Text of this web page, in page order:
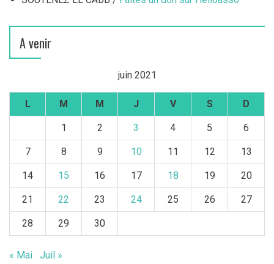
A venir
juin 2021
L M M J V S D
1 2 3 4 5 6
7 8 9 10 11 12 13
14 15 16 17 18 19 20
21 22 23 24 25 26 27
28 29 30
« Mai Juil »